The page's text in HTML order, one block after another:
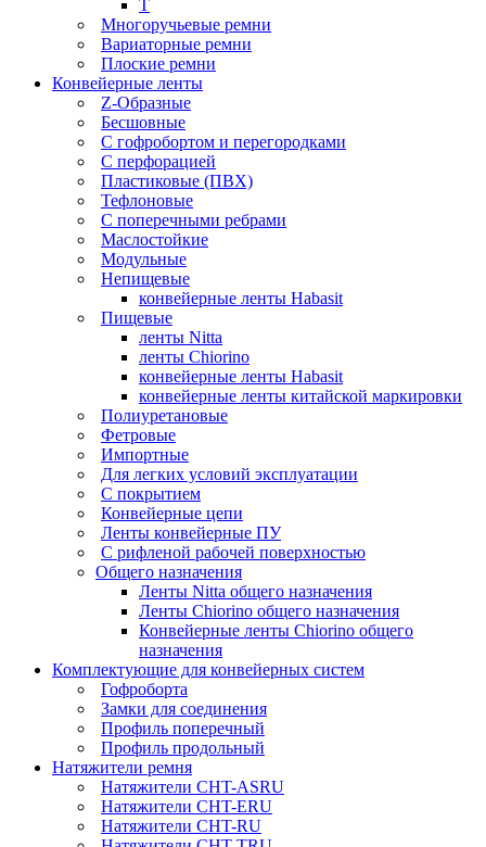
Т
Многоручьевые ремни
Вариаторные ремни
Плоские ремни
Конвейерные ленты
Z-Образные
Бесшовные
С гофробортом и перегородками
С перфорацией
Пластиковые (ПВХ)
Тефлоновые
С поперечными ребрами
Маслостойкие
Модульные
Непищевые
конвейерные ленты Habasit
Пищевые
ленты Nitta
ленты Chiorino
конвейерные ленты Habasit
конвейерные ленты китайской маркировки
Полиуретановые
Фетровые
Импортные
Для легких условий эксплуатации
С покрытием
Конвейерные цепи
Ленты конвейерные ПУ
С рифленой рабочей поверхностью
Общего назначения
Ленты Nitta общего назначения
Ленты Chiorino общего назначения
Конвейерные ленты Chiorino общего
назначения
Комплектующие для конвейерных систем
Гофроборта
Замки для соединения
Профиль поперечный
Профиль продольный
Натяжители ремня
Натяжители CHT-ASRU
Натяжители CHT-ERU
Натяжители CHT-RU